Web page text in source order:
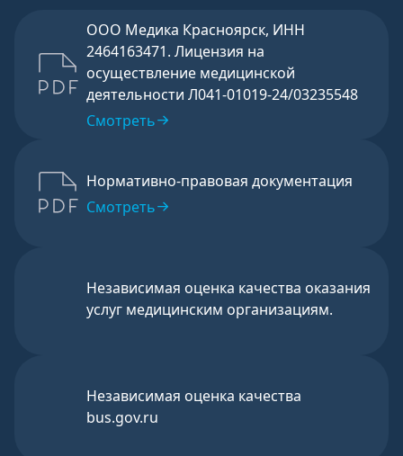
ООО Медика Красноярск, ИНН
2464163471. Лицензия на
осуществление медицинской
деятельности Л041-01019-24/03235548
Смотреть
Нормативно-правовая документация
Смотреть
Независимая оценка качества оказания
услуг медицинским организациям.
Независимая оценка качества
bus.gov.ru